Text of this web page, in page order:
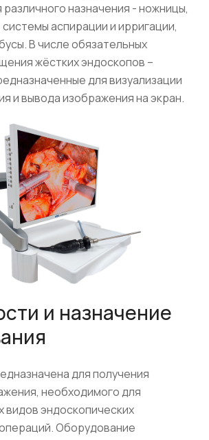
назначения - ножницы,
аспирации и ирригации,
В числе обязательных
жёстких эндоскопов –
для визуализации
и вывода изображения на экран.
и назначение
для получения
необходимого для
видов эндоскопических
Оборудование